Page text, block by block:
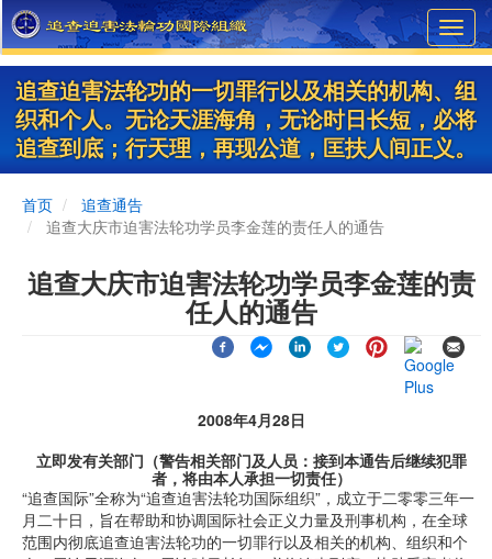
Skip
to
main
content
追查迫害法轮功的一切罪行以及相关的机构、组
织和个人。无论天涯海角，无论时日长短，必将
追查到底；行天理，再现公道，匡扶人间正义。
首页
追查通告
追查大庆市迫害法轮功学员李金莲的责任人的通告
追查大庆市迫害法轮功学员李金莲的责
任人的通告
2008年4月28日
立即发有关部门（警告相关部门及人员：接到本通告后继续犯罪
者，将由本人承担一切责任）
“追查国际”全称为“追查迫害法轮功国际组织”，成立于二零零三年一
月二十日，旨在帮助和协调国际社会正义力量及刑事机构，在全球
范围内彻底追查迫害法轮功的一切罪行以及相关的机构、组织和个